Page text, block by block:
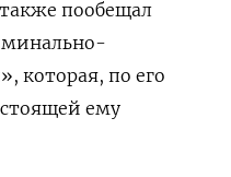
пообещал
которая, по его
ему